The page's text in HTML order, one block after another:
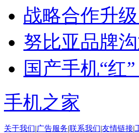
战略合作升
努比亚品牌
国产手机“红
手机之家
关于我们|广告服务|联系我们|友情链接|